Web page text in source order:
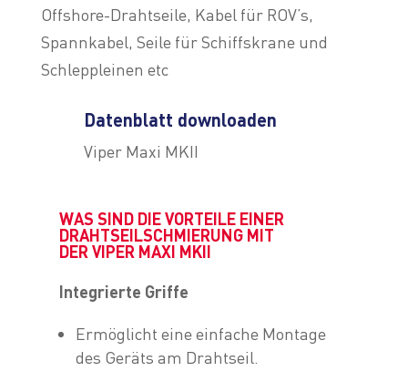
Offshore-Drahtseile, Kabel für ROV’s,
Spannkabel, Seile für Schiffskrane und
Schleppleinen etc
Datenblatt downloaden
Viper Maxi MKII
WAS SIND DIE VORTEILE EINER
DRAHTSEILSCHMIERUNG MIT
DER VIPER MAXI MKII
Integrierte Griffe
Ermöglicht eine einfache Montage
des Geräts am Drahtseil.